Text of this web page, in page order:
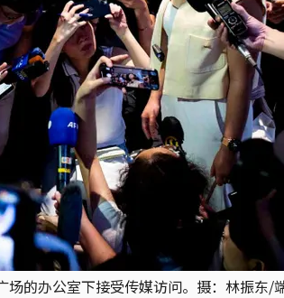
的办公室下接受传媒访问。摄：林振东/